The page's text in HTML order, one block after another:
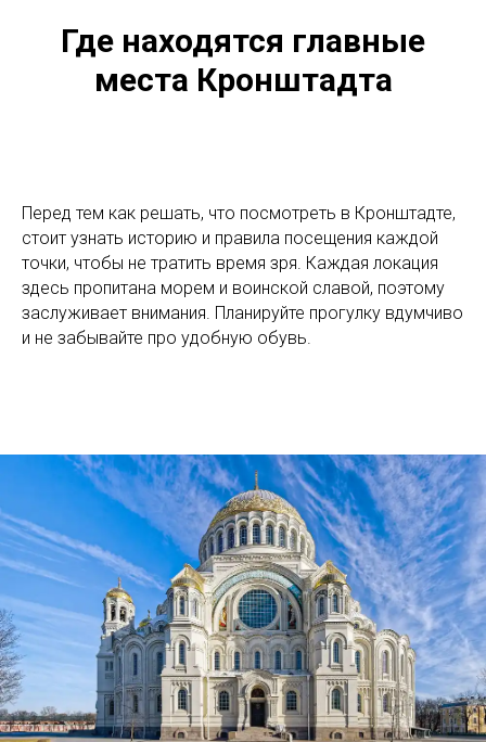
Где находятся главные
места Кронштадта
Перед тем как решать, что посмотреть в Кронштадте,
стоит узнать историю и правила посещения каждой
точки, чтобы не тратить время зря. Каждая локация
здесь пропитана морем и воинской славой, поэтому
заслуживает внимания. Планируйте прогулку вдумчиво
и не забывайте про удобную обувь.